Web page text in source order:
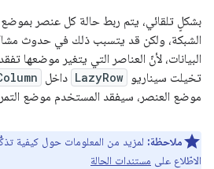
بشكلٍ تلقائي، يتم ربط حالة كل عنصر بموضع
الشبكة، ولكن قد يتسبب ذلك في حدوث
البيانات، لأنّ العناصر التي يتغير موضعها
تخيلت سيناريو LazyRow داخل
موضع العنصر، سيفقد المستخدم موضع
ملاحظة:
الاطّلاع على مستندات الحالة